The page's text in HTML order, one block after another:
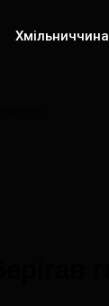
Хмільниччина